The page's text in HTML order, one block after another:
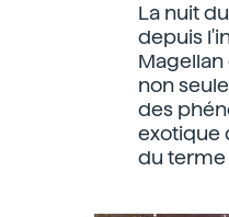
La nuit
depuis
Magellan
non
des
exotique
du terme